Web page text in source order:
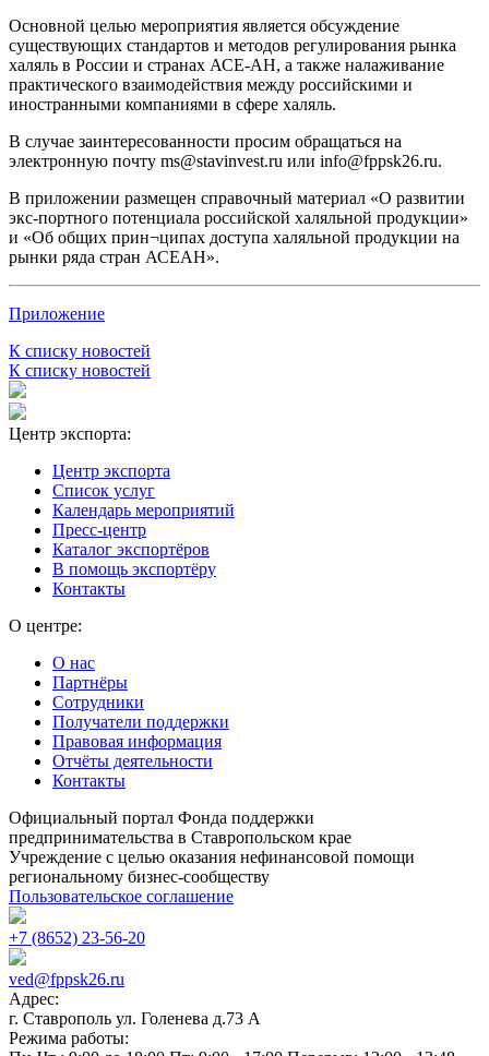
Основной целью мероприятия является обсуждение
существующих стандартов и методов регулирования рынка
халяль в России и странах АСЕ-АН, а также налаживание
практического взаимодействия между российскими и
иностранными компаниями в сфере халяль.
В случае заинтересованности просим обращаться на
электронную почту ms@stavinvest.ru или info@fppsk26.ru.
В приложении размещен справочный материал «О развитии
экс-портного потенциала российской халяльной продукции»
и «Об общих прин¬ципах доступа халяльной продукции на
рынки ряда стран АСЕАН».
Приложение
К списку новостей
К списку новостей
Центр экспорта:
Центр экспорта
Список услуг
Календарь мероприятий
Пресс-центр
Каталог экспортёров
В помощь экспортёру
Контакты
О центре:
О нас
Партнёры
Сотрудники
Получатели поддержки
Правовая информация
Отчёты деятельности
Контакты
Официальный портал Фонда поддержки
предпринимательства в Ставропольском крае
Учреждение с целью оказания нефинансовой помощи
региональному бизнес-сообществу
Пользовательское соглашение
+7 (8652) 23-56-20
ved@fppsk26.ru
Адрес:
г. Ставрополь ул. Голенева д.73 A
Режима работы: